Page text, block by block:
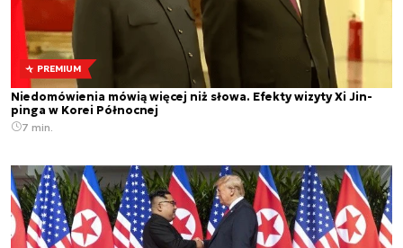
PREMIUM
Niedomówienia mówią więcej niż słowa. Efekty wizyty Xi Jin-
pinga w Korei Północnej
7 min.